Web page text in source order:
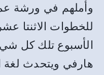
وأملهم في ورشة
للخطوات الاثنتا
الأسبوع تلك كل
هارفي ويتحدث لغة